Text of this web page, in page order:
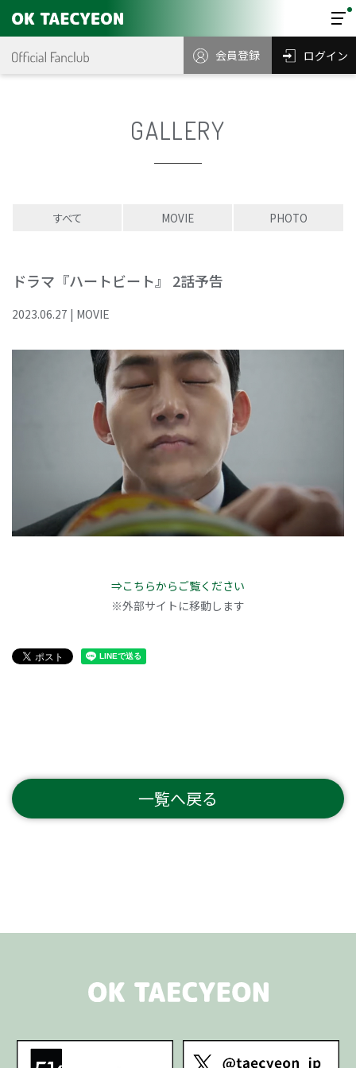
会員登録 ログイン
GALLERY
すべて MOVIE PHOTO
ドラマ『ハートビート』 2話予告
2023.06.27 | MOVIE
⇒こちらからご覧ください
※外部サイトに移動します
一覧へ戻る